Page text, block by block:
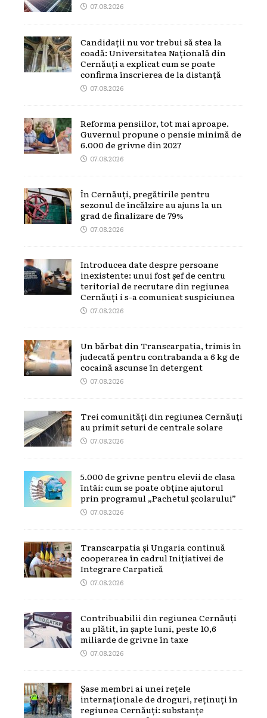
07.08.2026
Candidații nu vor trebui să stea la
coadă: Universitatea Națională din
Cernăuți a explicat cum se poate
confirma înscrierea de la distanță
07.08.2026
Reforma pensiilor, tot mai aproape.
Guvernul propune o pensie minimă de
6.000 de grivne din 2027
07.08.2026
În Cernăuți, pregătirile pentru
sezonul de încălzire au ajuns la un
grad de finalizare de 79%
07.08.2026
Introducea date despre persoane
inexistente: unui fost șef de centru
teritorial de recrutare din regiunea
Cernăuți i s-a comunicat suspiciunea
07.08.2026
Un bărbat din Transcarpatia, trimis în
judecată pentru contrabanda a 6 kg de
cocaină ascunse în detergent
07.08.2026
Trei comunități din regiunea Cernăuți
au primit seturi de centrale solare
07.08.2026
5.000 de grivne pentru elevii de clasa
întâi: cum se poate obține ajutorul
prin programul „Pachetul școlarului”
07.08.2026
Transcarpatia și Ungaria continuă
cooperarea în cadrul Inițiativei de
Integrare Carpatică
07.08.2026
Contribuabilii din regiunea Cernăuți
au plătit, în șapte luni, peste 10,6
miliarde de grivne în taxe
07.08.2026
Șase membri ai unei rețele
internaționale de droguri, reținuți în
regiunea Cernăuți: substanțe